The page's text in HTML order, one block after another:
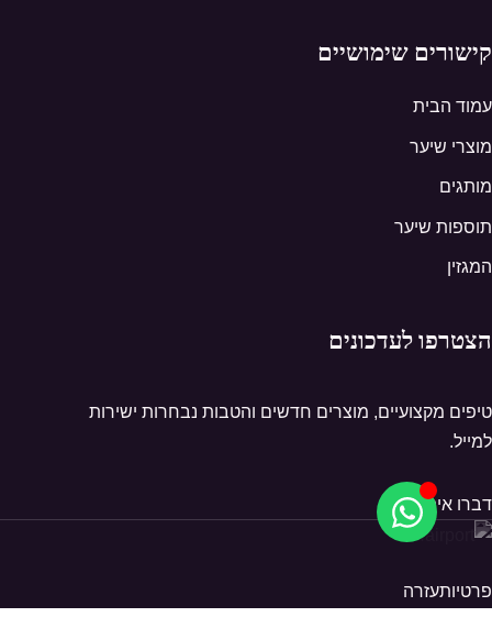
קישורים שימושיים
עמוד הבית
מוצרי שיער
מותגים
תוספות שיער
המגזין
הצטרפו לעדכונים
טיפים מקצועיים, מוצרים חדשים והטבות נבחרות ישירות
למייל.
דברו איתנו
פרטיותעזרה